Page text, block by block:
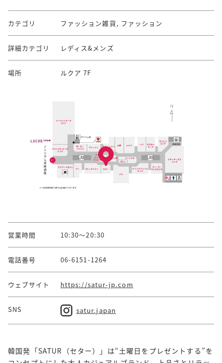
カテゴリ ファッション雑貨, ファッション
詳細カテゴリ レディス&メンズ
場所 ルクア 7F
営業時間 10:30～20:30
電話番号 06-6151-1264
ウェブサイト https://satur-jp.com
SNS satur.japan
韓国発「SATUR（セター）」は“土曜日をプレゼントする”を